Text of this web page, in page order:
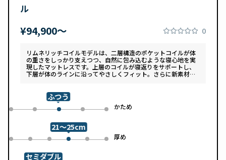
ル
¥94,900〜 0
リムネリッチコイルモデルは、二層構造のポケットコイルが体
の重さをしっかり支えつつ、自然に包み込むような寝心地を実
現したマットレスです。上層のコイルが寝返りをサポートし、
下層が体のラインに沿ってやさしくフィット。さらに新素材
ンで、カバーは自宅で洗濯可能。清潔さと快適さの両方を追求
した一枚です。
0 1 2
ふつう
3 かため
4
0 1 2 3
21～25cm
4 厚め
5
セミダブル